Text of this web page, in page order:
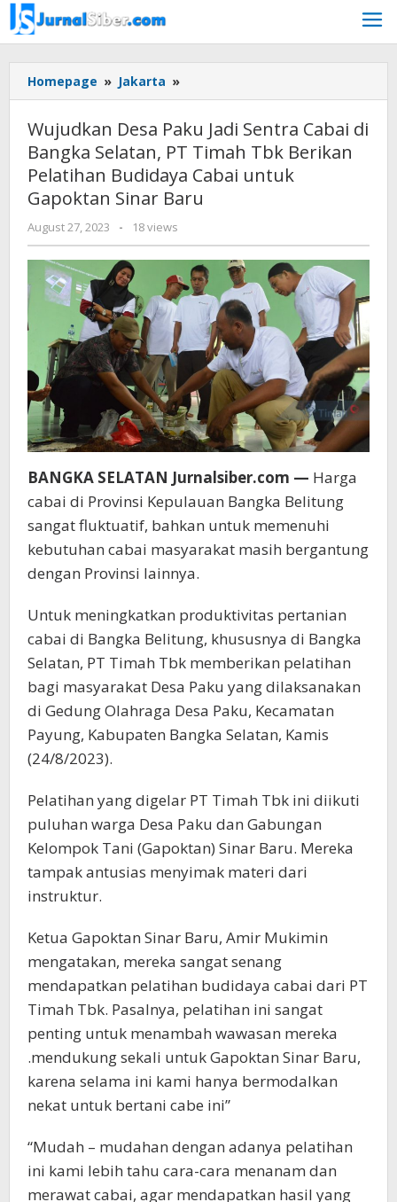
Skip
to
content
Homepage » Jakarta »
Desa
Jadi
Sentra
Cabai
di
Bangka
PT
Timah
Tbk
Berikan
Pelatihan
Budidaya
Cabai
untuk
Gapoktan
Sinar
Baru
Wujudkan Desa Paku Jadi Sentra Cabai di
Bangka Selatan, PT Timah Tbk Berikan
Pelatihan Budidaya Cabai untuk
Gapoktan Sinar Baru
August 27, 2023
by
Jurnalsiber
- 18 views
BANGKA SELATAN Jurnalsiber.com — Harga
cabai di Provinsi Kepulauan Bangka Belitung
sangat fluktuatif, bahkan untuk memenuhi
kebutuhan cabai masyarakat masih bergantung
dengan Provinsi lainnya.
Untuk meningkatkan produktivitas pertanian
cabai di Bangka Belitung, khususnya di Bangka
Selatan, PT Timah Tbk memberikan pelatihan
bagi masyarakat Desa Paku yang dilaksanakan
di Gedung Olahraga Desa Paku, Kecamatan
Payung, Kabupaten Bangka Selatan, Kamis
(24/8/2023).
Pelatihan yang digelar PT Timah Tbk ini diikuti
puluhan warga Desa Paku dan Gabungan
Kelompok Tani (Gapoktan) Sinar Baru. Mereka
tampak antusias menyimak materi dari
instruktur.
Ketua Gapoktan Sinar Baru, Amir Mukimin
mengatakan, mereka sangat senang
mendapatkan pelatihan budidaya cabai dari PT
Timah Tbk. Pasalnya, pelatihan ini sangat
penting untuk menambah wawasan mereka
.mendukung sekali untuk Gapoktan Sinar Baru,
karena selama ini kami hanya bermodalkan
nekat untuk bertani cabe ini”
“Mudah – mudahan dengan adanya pelatihan
ini kami lebih tahu cara-cara menanam dan
merawat cabai, agar mendapatkan hasil yang